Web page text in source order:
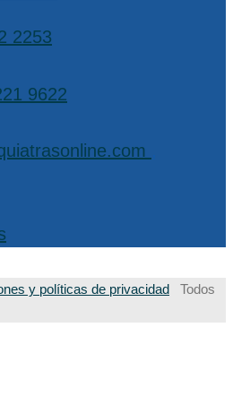
2253
9622
y políticas de privacidad Todos